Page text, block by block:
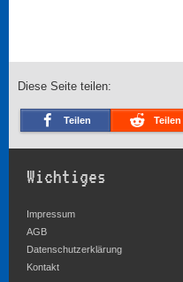
Diese Seite teilen:
Teilen Teilen
Wichtiges
Impressum
AGB
Datenschutzerklärung
Kontakt